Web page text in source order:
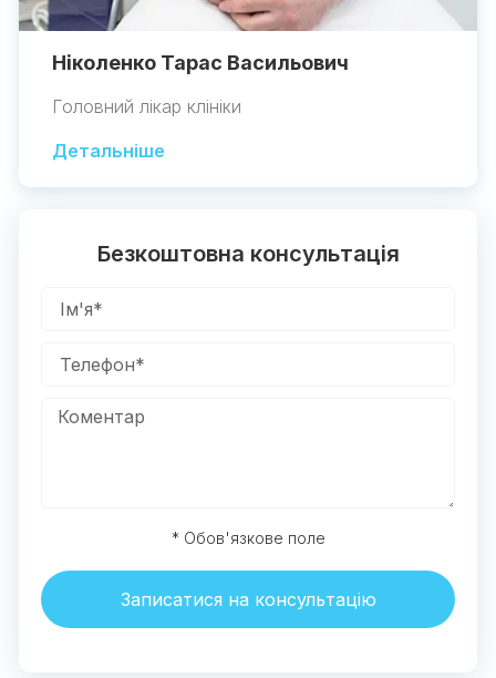
Ніколенко Тарас Васильович
Головний лікар клініки
Детальніше
Безкоштовна консультація
* Обов'язкове поле
Записатися на консультацію